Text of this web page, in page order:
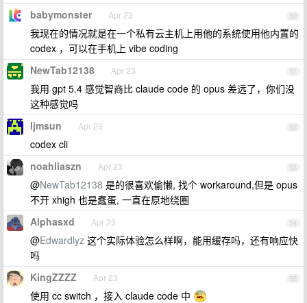
50
babymonster Apr 23
我现在的情况就是在一个私有云主机上用他的系统使用他内置的
codex ，可以在手机上 vibe coding
51
NewTab12138 Apr 23
我用 gpt 5.4 感觉智商比 claude code 的 opus 差远了，你们没
这种感觉吗
52
ljmsun Apr 23
codex cli
53
noahliaszn Apr 23
@NewTab12138 是的很喜欢偷懒, 找个 workaround,但是 opus
不开 xhigh 也是蠢蛋, 一直在原地绕圈
54
Alphasxd Apr 23
@Edwardlyz 这个实际体验怎么样啊，能用缓存吗，还有响应快
吗
55
KingZZZZ Apr 23
使用 cc switch ，接入 claude code 中